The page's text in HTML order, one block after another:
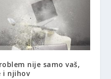
nije samo vaš,
i njihov